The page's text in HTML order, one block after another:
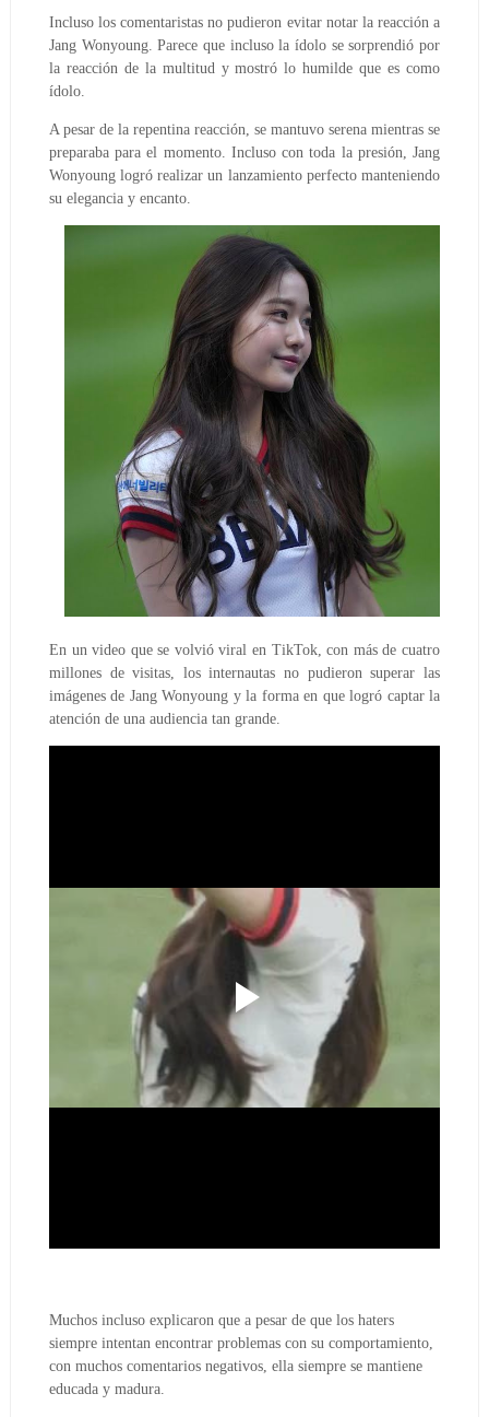
Incluso los comentaristas no pudieron evitar notar la reacción a
Jang Wonyoung. Parece que incluso la ídolo se sorprendió por
la reacción de la multitud y mostró lo humilde que es como
ídolo.
A pesar de la repentina reacción, se mantuvo serena mientras se
preparaba para el momento. Incluso con toda la presión, Jang
Wonyoung logró realizar un lanzamiento perfecto manteniendo
su elegancia y encanto.
En un video que se volvió viral en TikTok, con más de cuatro
millones de visitas, los internautas no pudieron superar las
imágenes de Jang Wonyoung y la forma en que logró captar la
atención de una audiencia tan grande.
Muchos incluso explicaron que a pesar de que los haters
siempre intentan encontrar problemas con su comportamiento,
con muchos comentarios negativos, ella siempre se mantiene
educada y madura.